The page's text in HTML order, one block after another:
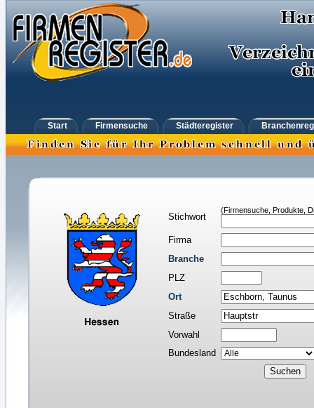
Start Firmensuche Städteregister
Stichwort
(Firmensuche, Produkte,
Firma
Branche
PLZ
Ort
Straße
Vorwahl
Bundesland